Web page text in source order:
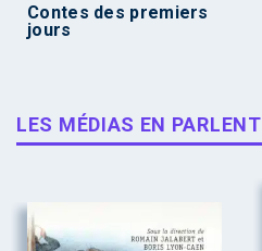
Contes des premiers
jours
LES MÉDIAS EN PARLENT